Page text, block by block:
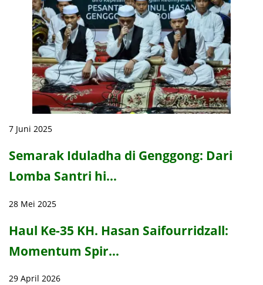
7 Juni 2025
Semarak Iduladha di Genggong: Dari
Lomba Santri hi…
28 Mei 2025
Haul Ke-35 KH. Hasan Saifourridzall:
Momentum Spir…
29 April 2026